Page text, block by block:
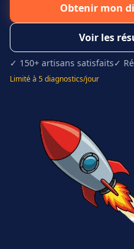
Obtenir mon
Voir les
✓ 150+ artisans satisfaits✓
Limité à 5 diagnostics/jour